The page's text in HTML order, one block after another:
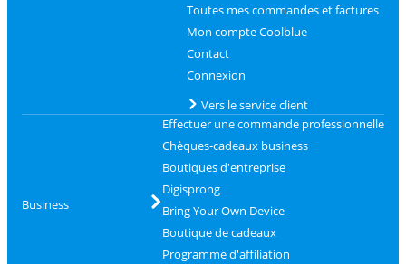
Toutes mes commandes et factures
Mon compte Coolblue
Contact
Connexion
Vers le service client
Business
Effectuer une commande professionnelle
Chèques-cadeaux business
Boutiques d'entreprise
Digisprong
Bring Your Own Device
Boutique de cadeaux
Programme d'affiliation